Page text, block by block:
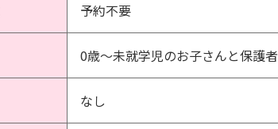
予約不要
0歳～未就学児のお子さんと保護者
なし